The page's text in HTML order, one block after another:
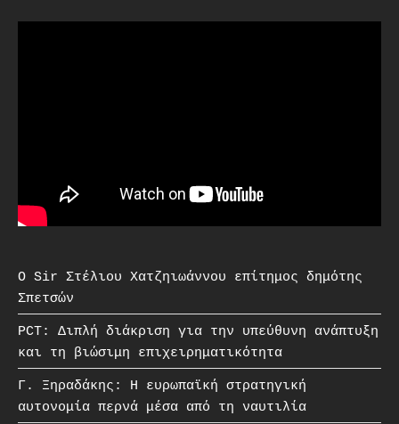
O Sir Στέλιου Χατζηιωάννου επίτημος δημότης
Σπετσών
PCT: Διπλή διάκριση για την υπεύθυνη ανάπτυξη
και τη βιώσιμη επιχειρηματικότητα
Γ. Ξηραδάκης: Η ευρωπαϊκή στρατηγική
αυτονομία περνά μέσα από τη ναυτιλία